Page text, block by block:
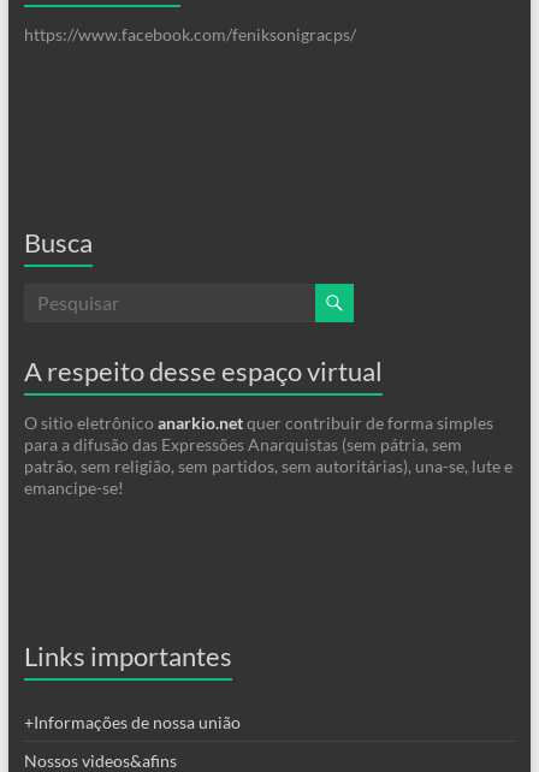
https://www.facebook.com/feniksonigracps/
Busca
A respeito desse espaço virtual
O sitio eletrônico anarkio.netquer contribuir de forma simples
para a difusão das Expressões Anarquistas (sem pátria, sem
patrão, sem religião, sem partidos, sem autoritárias), una-se, lute e
emancipe-se!
Links importantes
+Informações de nossa união
Nossos videos&afins